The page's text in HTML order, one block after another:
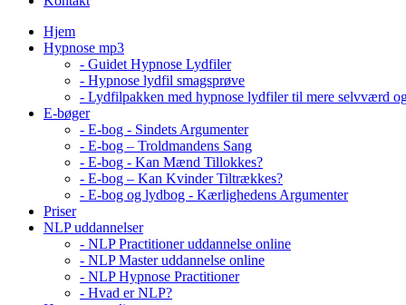
Hjem
Hypnose mp3
- Guidet Hypnose Lydfiler
- Hypnose lydfil smagsprøve
- Lydfilpakken med hypnose lydfiler til mere selvværd
E-bøger
- E-bog - Sindets Argumenter
- E-bog – Troldmandens Sang
- E-bog - Kan Mænd Tillokkes?
- E-bog – Kan Kvinder Tiltrækkes?
- E-bog og lydbog - Kærlighedens Argumenter
Priser
NLP uddannelser
- NLP Practitioner uddannelse online
- NLP Master uddannelse online
- NLP Hypnose Practitioner
- Hvad er NLP?